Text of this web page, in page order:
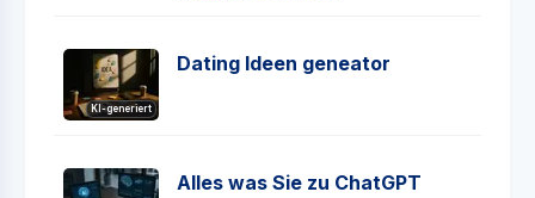
KI-generiert
Dating Ideen geneator
Alles was Sie zu ChatGPT